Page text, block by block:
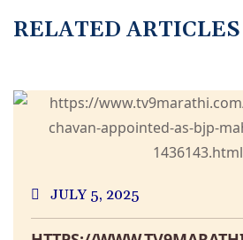
RELATED ARTICLES
JULY 5, 2025